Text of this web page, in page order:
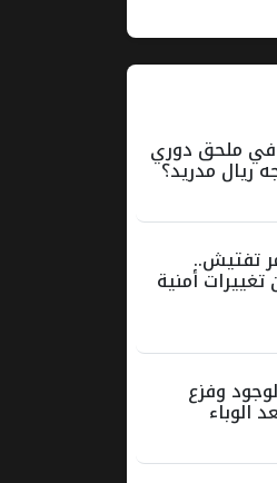
في ملحق دوري
ريال مدريد؟
تفتيش..
أمنية
الوجود وفزع
الوباء